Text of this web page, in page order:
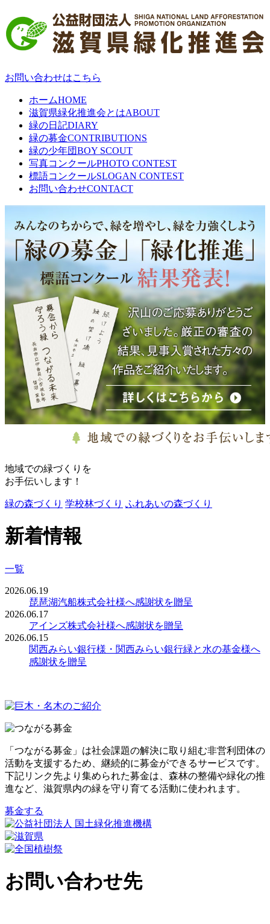
お問い合わせはこちら
ホームHOME
滋賀県緑化推進会とはABOUT
緑の日記DIARY
緑の募金CONTRIBUTIONS
緑の少年団BOY SCOUT
写真コンクールPHOTO CONTEST
標語コンクールSLOGAN CONTEST
お問い合わせCONTACT
地域での緑づくりを
お手伝いします！
緑の森づくり 学校林づくり ふれあいの森づくり
新着情報
一覧
2026.06.19
琵琶湖汽船株式会社様へ感謝状を贈呈
2026.06.17
アインズ株式会社様へ感謝状を贈呈
2026.06.15
関西みらい銀行様・関西みらい銀行緑と水の基金様へ
感謝状を贈呈
「つながる募金」は社会課題の解決に取り組む非営利団体の
活動を支援するため、継続的に募金ができるサービスです。
下記リンク先より集められた募金は、森林の整備や緑化の推
進など、滋賀県内の緑を守り育てる活動に使われます。
募金する
お問い合わせ先